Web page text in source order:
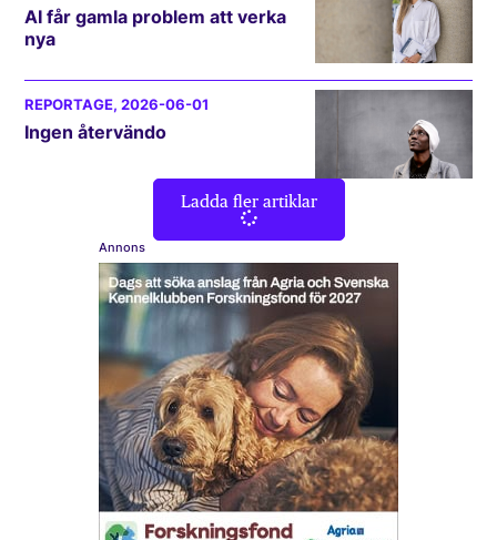
AI får gamla problem att verka
nya
REPORTAGE, 2026-06-01
Ingen återvändo
Ladda fler artiklar
Annons